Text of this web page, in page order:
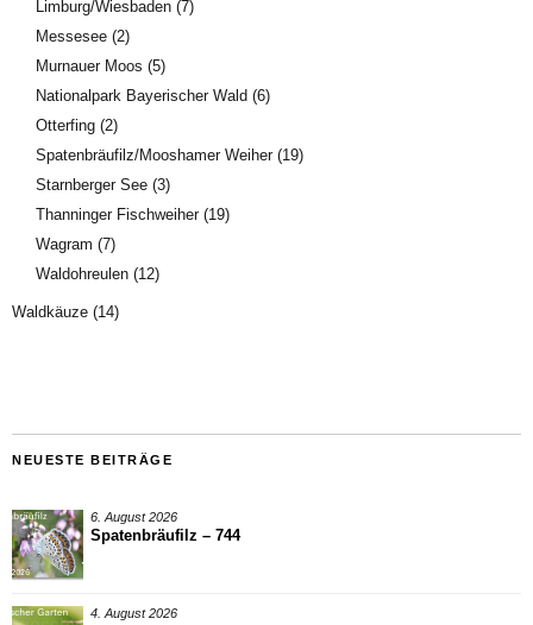
Limburg/Wiesbaden (7)
Messesee (2)
Murnauer Moos (5)
Nationalpark Bayerischer Wald (6)
Otterfing (2)
Spatenbräufilz/Mooshamer Weiher(19)
Starnberger See (3)
Thanninger Fischweiher(19)
Wagram (7)
Waldohreulen (12)
Waldkäuze (14)
NEUESTE BEITRÄGE
6. August 2026
Spatenbräufilz – 744
4. August 2026